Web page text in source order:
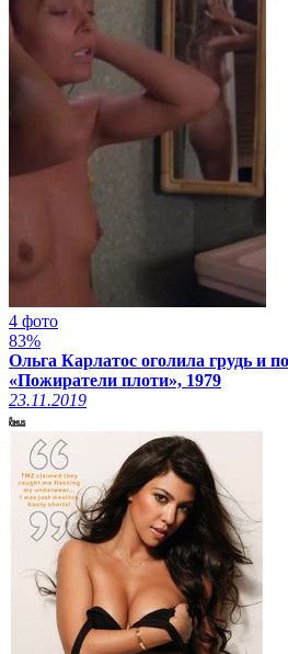
4 фото
83%
Ольга Карлатос оголила грудь и
«Пожиратели плоти», 1979
23.11.2019